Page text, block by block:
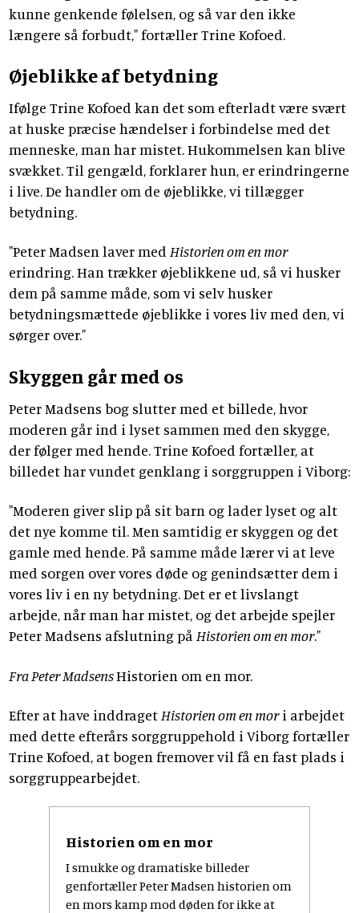
kunne genkende følelsen, og så var den ikke
længere så forbudt," fortæller Trine Kofoed.
Øjeblikke af betydning
Ifølge Trine Kofoed kan det som efterladt være svært
at huske præcise hændelser i forbindelse med det
menneske, man har mistet. Hukommelsen kan blive
svækket. Til gengæld, forklarer hun, er erindringerne
i live. De handler om de øjeblikke, vi tillægger
betydning.
"Peter Madsen laver medHistorien om en mor
erindring. Han trækker øjeblikkene ud, så vi husker
dem på samme måde, som vi selv husker
betydningsmættede øjeblikke i vores liv med den, vi
sørger over."
Skyggen går med os
Peter Madsens bog slutter med et billede, hvor
moderen går ind i lyset sammen med den skygge,
der følger med hende. Trine Kofoed fortæller, at
billedet har vundet genklang i sorggruppen i Viborg:
"Moderen giver slip på sit barn og lader lyset og alt
det nye komme til. Men samtidig er skyggen og det
gamle med hende. På samme måde lærer vi at leve
med sorgen over vores døde og genindsætter dem i
vores liv i en ny betydning. Det er et livslangt
arbejde, når man har mistet, og det arbejde spejler
Peter Madsens afslutning på Historien om en mor."
Fra Peter MadsensHistorien om en mor.
Efter at have inddraget Historien om en mori arbejdet
med dette efterårs sorggruppehold i Viborg fortæller
Trine Kofoed, at bogen fremover vil få en fast plads i
sorggruppearbejdet.
Historien om en mor
I smukke og dramatiske billeder
genfortæller Peter Madsen historien om
en mors kamp mod døden for ikke at